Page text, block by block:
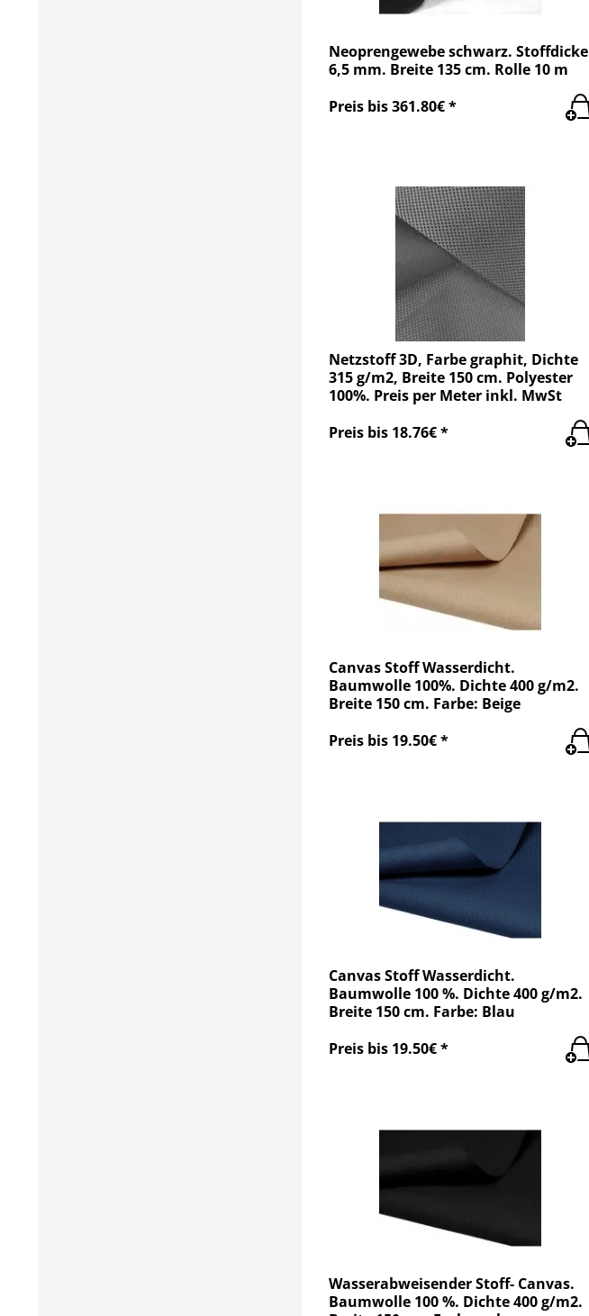
Neoprengewebe schwarz. Stoffdicke
6,5 mm. Breite 135 cm. Rolle 10 m
Preis bis 361.80€ *
Netzstoff 3D, Farbe graphit, Dichte
315 g/m2, Breite 150 cm. Polyester
100%. Preis per Meter inkl. MwSt
Preis bis 18.76€ *
Canvas Stoff Wasserdicht.
Baumwolle 100%. Dichte 400 g/m2.
Breite 150 cm. Farbe: Beige
Preis bis 19.50€ *
Canvas Stoff Wasserdicht.
Baumwolle 100 %. Dichte 400 g/m2.
Breite 150 cm. Farbe: Blau
Preis bis 19.50€ *
Wasserabweisender Stoff- Canvas.
Baumwolle 100 %. Dichte 400 g/m2.